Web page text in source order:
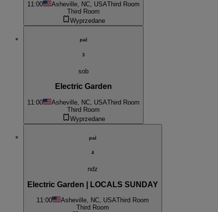
11:00 Asheville, NC, USAThird Room
Third Room
Wyprzedane
paź
3
sob
Electric Garden
11:00 Asheville, NC, USAThird Room
Third Room
Wyprzedane
paź
4
ndz
Electric Garden | LOCALS SUNDAY
11:00 Asheville, NC, USAThird Room
Third Room